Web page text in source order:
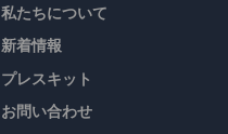
私たちについて
新着情報
プレスキット
お問い合わせ